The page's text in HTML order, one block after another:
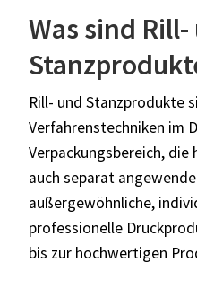
Was sind Rill-
Rill- und Stanzprodukte
Verfahrenstechniken im
Verpackungsbereich, die
auch separat
außergewöhnliche,
professionelle
bis zur hochwertigen